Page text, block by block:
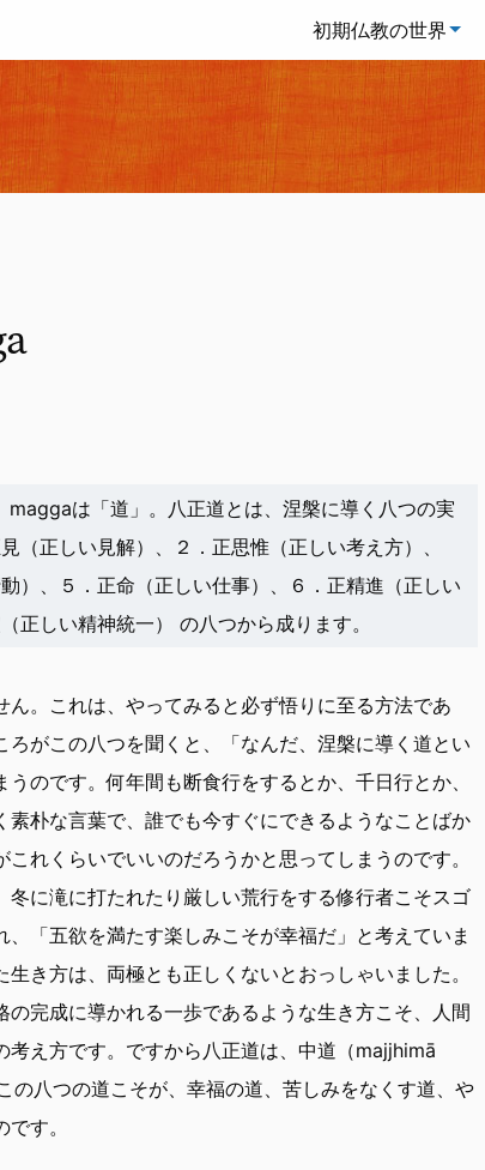
初期仏教の世界
は「道」。八正道とは、涅槃に導く八つの実
（正しい見解）、２．正思惟（正しい考え方）、
）、５．正命（正しい仕事）、６．正精進（正しい
努力）、７．正念（正しい気づき）、８．正定（正しい精神統一） の八つから成ります。
。これは、やってみると必ず悟りに至る方法であ
がこの八つを聞くと、「なんだ、涅槃に導く道とい
のです。何年間も断食行をするとか、千日行とか、
朴な言葉で、誰でも今すぐにできるようなことばか
れくらいでいいのだろうかと思ってしまうのです。
に滝に打たれたり厳しい荒行をする修行者こそスゴ
「五欲を満たす楽しみこそが幸福だ」と考えていま
き方は、両極とも正しくないとおっしゃいました。
完成に導かれる一歩であるような生き方こそ、人間
え方です。ですから八正道は、中道（majjhimā
八つの道こそが、幸福の道、苦しみをなくす道、や
す。